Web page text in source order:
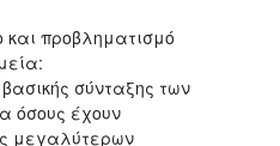
προβληματισμό
σύνταξης των
όσους έχουν
μεγαλύτερων